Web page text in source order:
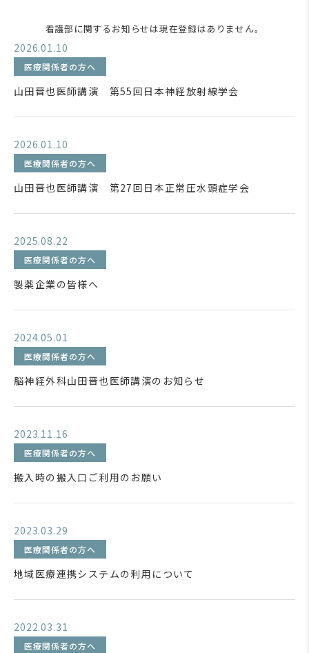
看護部に関するお知らせは現在登録はありません。
2026.01.10
医療関係者の方へ
山田晋也医師講演 第55回日本神経放射線学会
2026.01.10
医療関係者の方へ
山田晋也医師講演 第27回日本正常圧水頭症学会
2025.08.22
医療関係者の方へ
製薬企業の皆様へ
2024.05.01
医療関係者の方へ
脳神経外科山田晋也医師講演のお知らせ
2023.11.16
医療関係者の方へ
搬入時の搬入口ご利用のお願い
2023.03.29
医療関係者の方へ
地域医療連携システムの利用について
2022.03.31
医療関係者の方へ